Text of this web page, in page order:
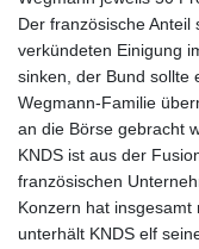
Der französische Anteil
verkündeten Einigung
sinken, der Bund sollte
Wegmann-Familie
an die Börse gebracht
KNDS ist aus der
französischen
Konzern hat insgesamt
unterhält KNDS elf